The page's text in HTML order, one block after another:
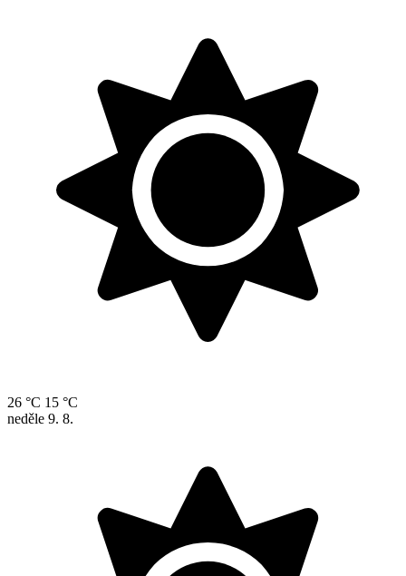
26 °C 15 °C
neděle 9. 8.